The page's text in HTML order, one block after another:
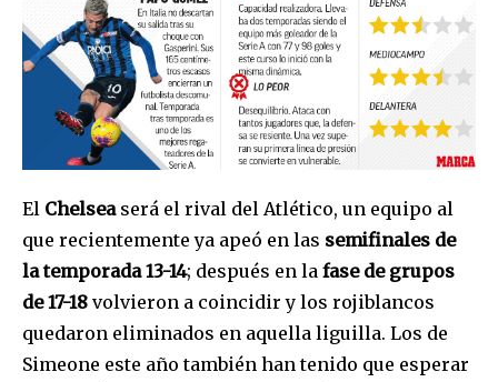
El Chelseaserá el rival del Atlético, un equipo al
que recientemente ya apeó en las semifinales de
la temporada 13-14; después en la fase de grupos
de 17-18 volvieron a coincidir y los rojiblancos
quedaron eliminados en aquella liguilla. Los de
Simeone este año también han tenido que esperar